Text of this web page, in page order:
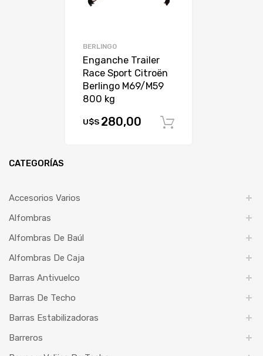
BERLINGO
Enganche Trailer
Race Sport Citroën
Berlingo M69/M59
800 kg
U$S 280,00
CATEGORÍAS
Accesorios Varios
Alfombras
Alfombras De Baúl
Alfombras De Caja
Barras Antivuelco
Barras De Techo
Barras Estabilizadoras
Barreros